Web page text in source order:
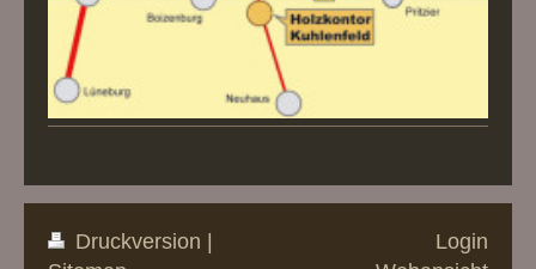
Druckversion |
Login